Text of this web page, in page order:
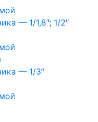
— 1/1,8″; 1/2″
— 1/3″